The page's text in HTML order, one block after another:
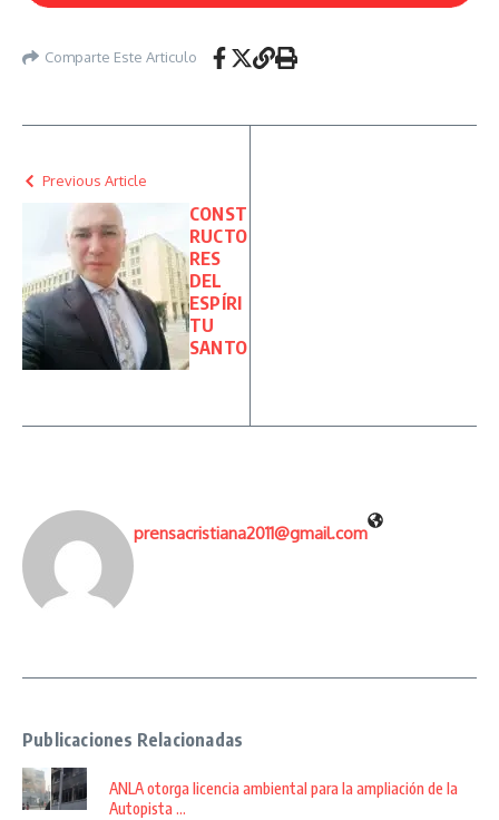
Comparte Este Articulo
Previous Article
CONST
RUCTO
RES
DEL
ESPÍRI
TU
SANTO
prensacristiana2011@gmail.com
Publicaciones Relacionadas
ANLA otorga licencia ambiental para la ampliación de la
Autopista ...